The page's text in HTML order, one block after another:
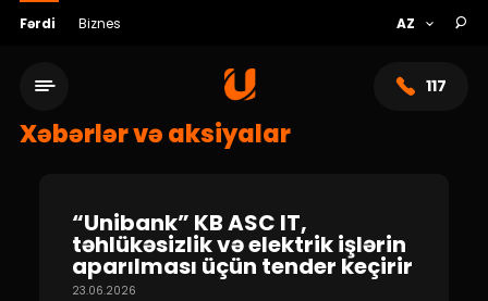
Fərdi Biznes
117
Xəbərlər və aksiyalar
“Unibank” KB ASC IT,
təhlükəsizlik və elektrik işlərin
aparılması üçün tender keçirir
23.06.2026